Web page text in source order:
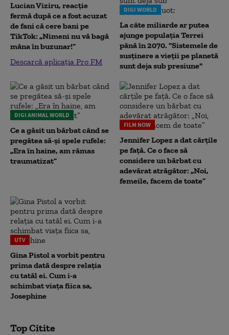
Lucian Viziru, reacție
fermă după ce a fost acuzat
de fani că cere bani pe
TikTok: „Nimeni nu vă bagă
mâna în buzunar!”
Descarcă aplicația Pro FM
DIGI WORLD
La câte miliarde ar putea
ajunge populația Terrei
până în 2070. "Sistemele de
susținere a vieții pe planetă
sunt deja sub presiune"
DIGI ANIMAL WORLD
Ce a găsit un bărbat când se
pregătea să-și spele rufele:
„Era în haine, am rămas
traumatizat”
FILM NOW
Jennifer Lopez a dat cărțile
pe față. Ce o face să
considere un bărbat cu
adevărat atrăgător: „Noi,
femeile, facem de toate”
UTV
Gina Pistol a vorbit pentru
prima dată despre relația
cu tatăl ei. Cum i-a
schimbat viața fiica sa,
Josephine
Top Citite